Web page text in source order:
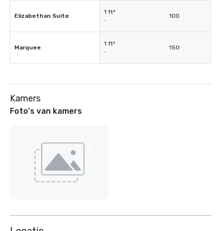
Elizabethan Suite
1 ft²
-
100
Marquee
1 ft²
-
150
Kamers
Foto's van kamers